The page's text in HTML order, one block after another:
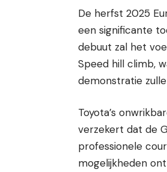
De herfst 2025
een significante
debuut zal het
Speed hill climb,
demonstratie
Toyota’s
verzekert dat de
professionele
mogelijkheden